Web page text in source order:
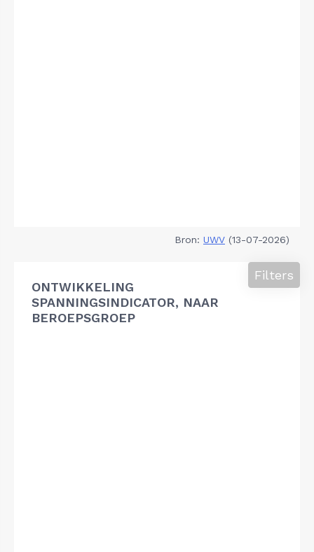
Bron: UWV (13-07-2026)
ONTWIKKELING
SPANNINGSINDICATOR, NAAR
BEROEPSGROEP
Filters